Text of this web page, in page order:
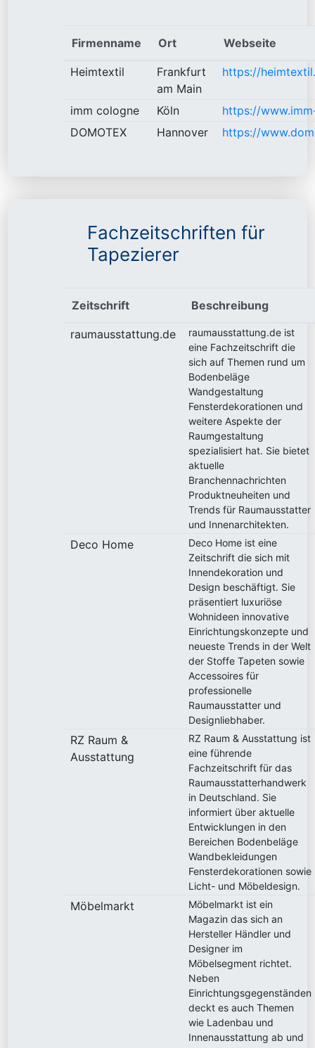
Firmenname Ort Webseite
Heimtextil
Frankfurt
am Main
https://
imm cologne Köln
https://
DOMOTEX
Hannover https://
Fachzeitschriften für
Tapezierer
Zeitschrift Beschreibung
raumausstattung.de
raumausstattung.de ist
eine Fachzeitschrift die
sich auf Themen rund um
Bodenbeläge
Wandgestaltung
Fensterdekorationen und
weitere Aspekte der
Raumgestaltung
spezialisiert hat. Sie bietet
aktuelle
Branchennachrichten
Produktneuheiten und
Trends für Raumausstatter
und Innenarchitekten.
Deco Home
Deco Home ist eine
Zeitschrift die sich mit
Innendekoration und
Design beschäftigt. Sie
präsentiert luxuriöse
Wohnideen innovative
Einrichtungskonzepte und
neueste Trends in der Welt
der Stoffe Tapeten sowie
Accessoires für
professionelle
Raumausstatter und
Designliebhaber.
RZ Raum &
Ausstattung
RZ Raum & Ausstattung ist
eine führende
Fachzeitschrift für das
Raumausstatterhandwerk
in Deutschland. Sie
informiert über aktuelle
Entwicklungen in den
Bereichen Bodenbeläge
Wandbekleidungen
Fensterdekorationen sowie
Licht- und Möbeldesign.
Möbelmarkt
Möbelmarkt ist ein
Magazin das sich an
Hersteller Händler und
Designer im
Möbelsegment richtet.
Neben
Einrichtungsgegenständen
deckt es auch Themen
wie Ladenbau und
Innenausstattung ab und